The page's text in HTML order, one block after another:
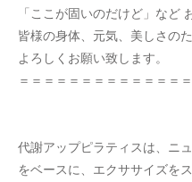
「ここが固いのだけど」など
皆様の身体、元気、美しさの
よろしくお願い致します。
＝＝＝＝＝＝＝＝＝＝＝＝＝
代謝アップピラティスは、ニ
をベースに、エクササイズを